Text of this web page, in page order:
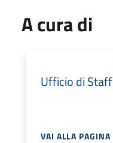
A cura di
Ufficio di Staff
VAI ALLA PAGINA